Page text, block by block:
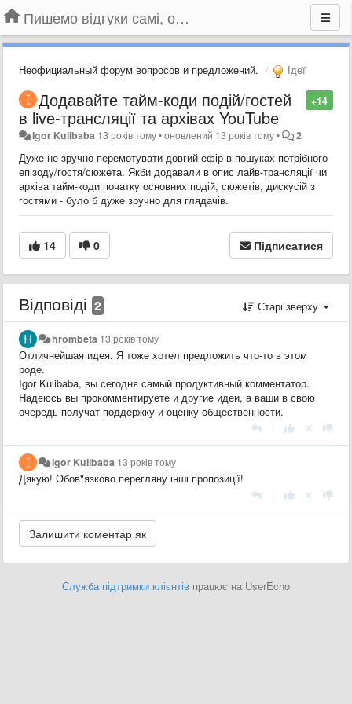
Пишемо відгуки самі, обговорюємо інші ідеї та пропозиції до Громадського Телебачення
Неофициальный форум вопросов и предложений. Ідеї
+14
Додавайте тайм-коди подій/гостей
в live-трансляції та архівах YouTube
Igor Kulibaba 13 років тому•оновлений 13 років тому• 2
Дуже не зручно перемотувати довгий ефір в пошуках потрібного
епізоду/гостя/сюжета. Якби додавали в опис лайв-трансляції чи
архіва тайм-коди початку основних подій, сюжетів, дискусій з
гостями - було б дуже зручно для глядачів.
14 0 Підписатися
Відповіді 2 Старі зверху
hrombeta 13 років тому
Отличнейшая идея. Я тоже хотел предложить что-то в этом
роде.
Igor Kulibaba, вы сегодня самый продуктивный комментатор.
Надеюсь вы прокомментируете и другие идеи, а ваши в свою
очередь получат поддержку и оценку общественности.
Igor Kulibaba 13 років тому
Дякую! Обов"язково перегляну інші пропозиції!
Служба підтримки клієнтів працює на UserEcho